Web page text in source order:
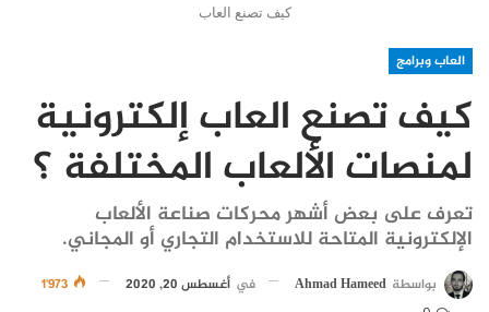
كيف تصنع العاب
العاب وبرامج
كيف تصنع العاب إلكترونية
لمنصات الألعاب المختلفة ؟
تعرف على بعض أشهر محركات صناعة الألعاب
الإلكترونية المتاحة للاستخدام التجاري أو المجاني.
بواسطة Ahmad Hameed في أغسطس 20, 2020